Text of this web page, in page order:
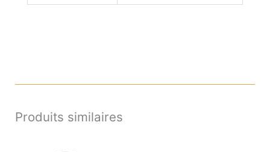
Produits similaires